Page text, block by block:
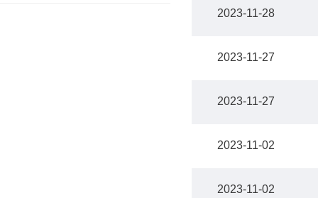
2023-11-28
2023-11-27
2023-11-27
2023-11-02
2023-11-02